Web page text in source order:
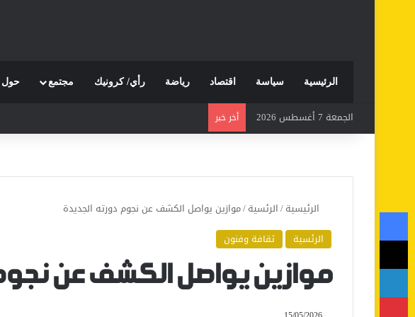
الرئيسية سياسة اقتصاد رياضة رأي/ كرونيك مجتمع حول
الجمعة 7 أغسطس 2026 أخر خبر
الرئيسية/الرئسية/موازين يواصل الكشف عن نجوم دورته الجديدة
الرئسية
ثقافة وفنون
موازين يواصل الكشف عن